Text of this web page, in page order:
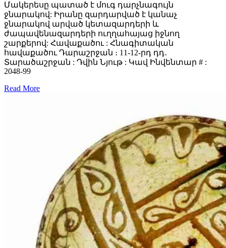
Մակերեսը պատած է մուգ դարչնագույն
ջնարակով: Իրանը զարդարված է կանաչ
ջնարակով արված կետազարդերի և
ժապավենազարդերի ուղղահայաց իջնող
շարքերով: Հավաքածու : Հնագիտական
հավաքածու Դարաշրջան ։ 11-12-րդ դդ․
Տարածաշրջան : Դվին Նյութ : Կավ Ինվենտար # :
2048-99
Read More